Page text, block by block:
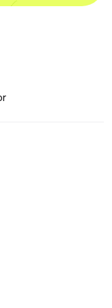
cuentas
con
segura
necesarios
soporta
ayuda